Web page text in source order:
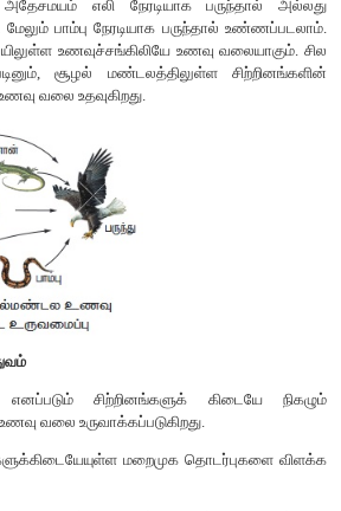
எனவே மொத்தத்தில் 10
சேமிக்கப்படுகிறது.
chain)
ஆற்றல் இறுதி உண்ணிகள் வரை
என்று அழைக்கப்படுகிறது.
ஆற்றல் உற்பத்தியாளர்களிடம்
முதல் நிலை நுகர்வோர்களிடம் இருந்து
இறுதியாக இரண்டாம் நிலை
வெளிப்படுத்துகிறது.
(1) மேய்ச்சல் உணவுச்சங்கிலி (2)
(Grazing food chain)